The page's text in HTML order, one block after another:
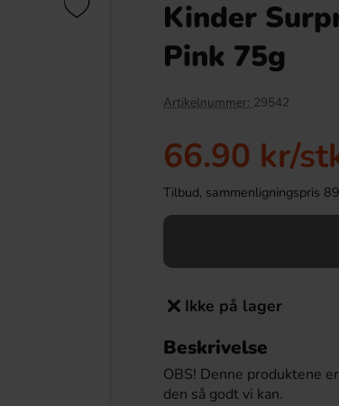
Heading
Tabby Chicken Wings Chocolate 50g
34.90 kr 19.90 kr
Kinder
Pink 75g
Artikelnummer: 29542
66.90 kr/
Tilbud, sammenligningspris
Ikke på lager
Beskrivelse
OBS! Denne produktene
den så godt vi kan.